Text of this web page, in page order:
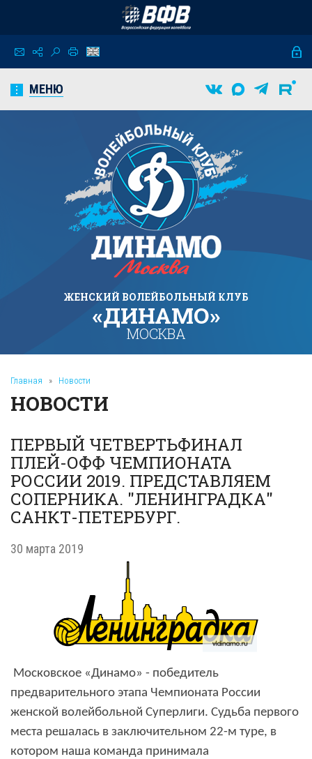
МЕНЮ
ЖЕНСКИЙ ВОЛЕЙБОЛЬНЫЙ КЛУБ
«ДИНАМО»
МОСКВА
Главная » Новости
НОВОСТИ
ПЕРВЫЙ ЧЕТВЕРТЬФИНАЛ
ПЛЕЙ-ОФФ ЧЕМПИОНАТА
РОССИИ 2019. ПРЕДСТАВЛЯЕМ
СОПЕРНИКА. "ЛЕНИНГРАДКА"
САНКТ-ПЕТЕРБУРГ.
30 марта 2019
Московское «Динамо» - победитель
предварительного этапа Чемпионата России
женской волейбольной Суперлиги. Судьба первого
места решалась в заключительном 22-м туре, в
котором наша команда принимала